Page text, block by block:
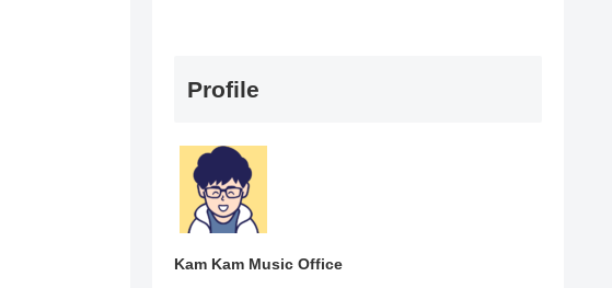
Profile
Kam Kam Music Office